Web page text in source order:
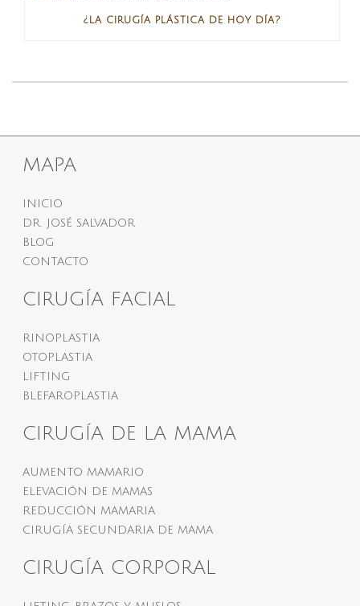
¿LA CIRUGÍA PLÁSTICA DE HOY DÍA?
MAPA
INICIO
DR. JOSÉ SALVADOR
BLOG
CONTACTO
CIRUGÍA FACIAL
RINOPLASTIA
OTOPLASTIA
LIFTING
BLEFAROPLASTIA
CIRUGÍA DE LA MAMA
AUMENTO MAMARIO
ELEVACIÓN DE MAMAS
REDUCCIÓN MAMARIA
CIRUGÍA SECUNDARIA DE MAMA
CIRUGÍA CORPORAL